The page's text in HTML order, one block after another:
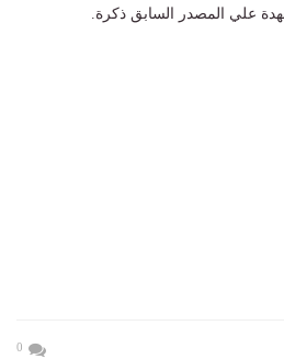
علي المصدر السابق ذكرة.
0